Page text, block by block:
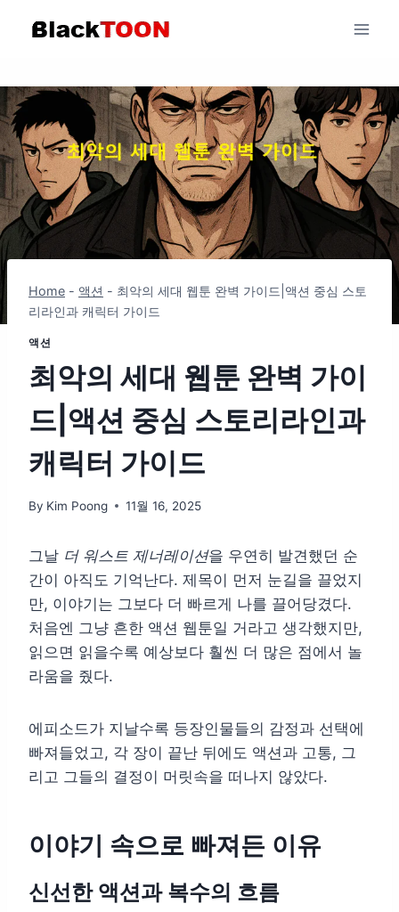
Home - 액션 - 최악의 세대 웹툰 완벽 가이드|액션 중심 스토
리라인과 캐릭터 가이드
액션
최악의 세대 웹툰 완벽 가이
드|액션 중심 스토리라인과
캐릭터 가이드
By Kim Poong 11월 16, 2025
그날 더 워스트 제너레이션을 우연히 발견했던 순
간이 아직도 기억난다. 제목이 먼저 눈길을 끌었지
만, 이야기는 그보다 더 빠르게 나를 끌어당겼다.
처음엔 그냥 흔한 액션 웹툰일 거라고 생각했지만,
읽으면 읽을수록 예상보다 훨씬 더 많은 점에서 놀
라움을 줬다.
에피소드가 지날수록 등장인물들의 감정과 선택에
빠져들었고, 각 장이 끝난 뒤에도 액션과 고통, 그
리고 그들의 결정이 머릿속을 떠나지 않았다.
이야기 속으로 빠져든 이유
신선한 액션과 복수의 흐름